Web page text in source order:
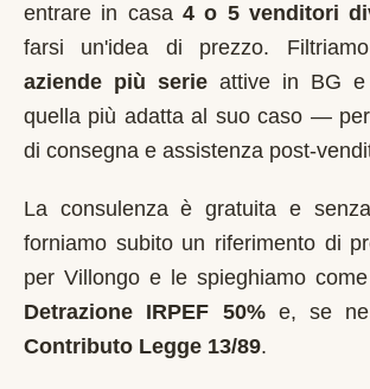
entrare in casa 4 o 5 venditori
farsi un'idea di prezzo.
aziende più serie attive in BG
quella più adatta al suo caso —
di consegna e assistenza post-
La consulenza è gratuita e
forniamo subito un riferimento di
per Villongo e le spieghiamo
Detrazione IRPEF 50%e, se ne
Contributo Legge 13/89.